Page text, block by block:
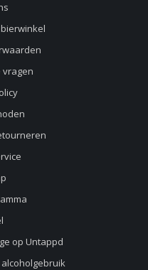
vragen
op Untappd